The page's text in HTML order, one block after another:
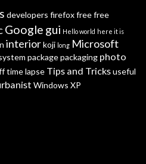
developers firefoxfreefree
Google gui Hello world here it is
interiorkoji long Microsoft
packagepackaging photo
time lapse Tips and Tricksuseful
Windows XP